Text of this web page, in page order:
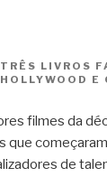
LIVROS
E
filmes da
que
de